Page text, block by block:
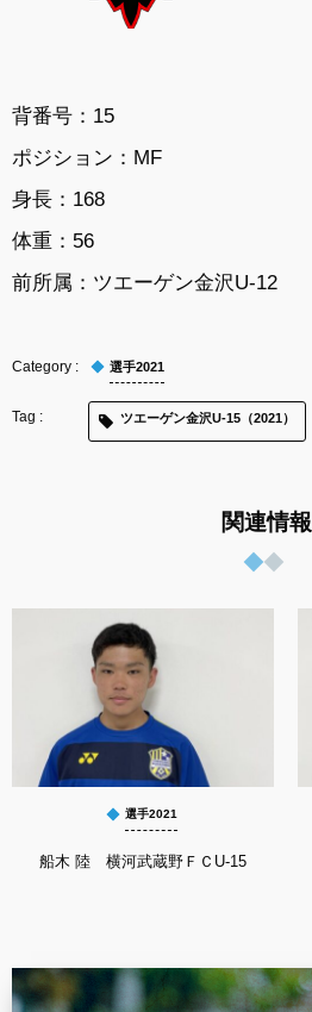
背番号：15
ポジション：MF
身長：168
体重：56
前所属： ツエーゲン金沢U-12
選手2021
ツエーゲン金沢U-15（2021）
関連情報
選手2021
船木 陸 横河武蔵野ＦＣU-15